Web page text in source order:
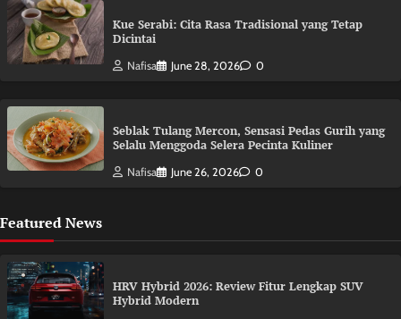
Kue Serabi: Cita Rasa Tradisional yang Tetap
Dicintai
Nafisa June 28, 2026 0
Seblak Tulang Mercon, Sensasi Pedas Gurih yang
Selalu Menggoda Selera Pecinta Kuliner
Nafisa June 26, 2026 0
Featured News
HRV Hybrid 2026: Review Fitur Lengkap SUV
Hybrid Modern